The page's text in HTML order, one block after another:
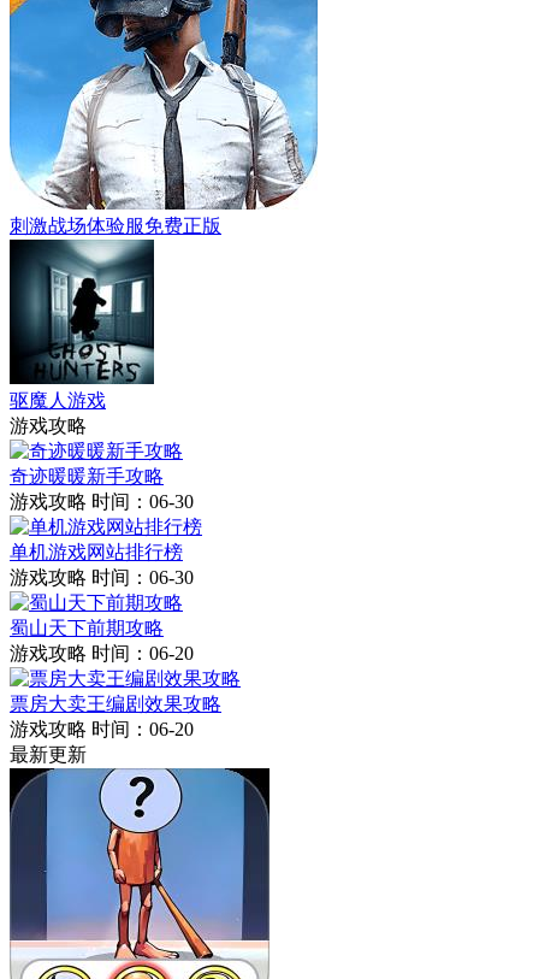
刺激战场体验服免费正版
驱魔人游戏
游戏攻略
奇迹暖暖新手攻略
游戏攻略 时间：06-30
单机游戏网站排行榜
游戏攻略 时间：06-30
蜀山天下前期攻略
游戏攻略 时间：06-20
票房大卖王编剧效果攻略
游戏攻略 时间：06-20
最新更新